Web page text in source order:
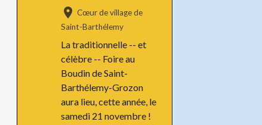
Cœur de village de
Saint-Barthélemy
La traditionnelle -- et
célèbre -- Foire au
Boudin de Saint-
Barthélemy-Grozon
aura lieu, cette année, le
samedi 21 novembre !